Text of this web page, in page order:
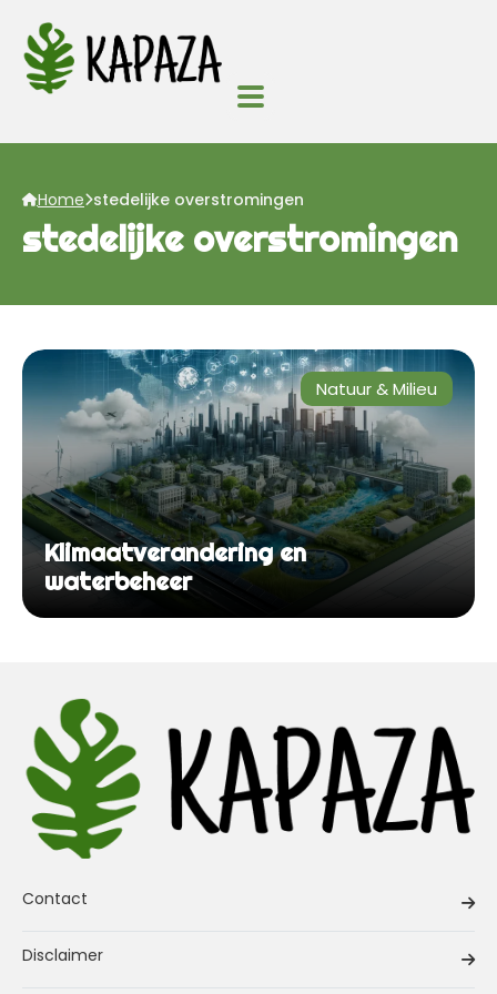
Home stedelijke overstromingen
stedelijke overstromingen
Natuur & Milieu
Klimaatverandering en
waterbeheer
Contact
Disclaimer